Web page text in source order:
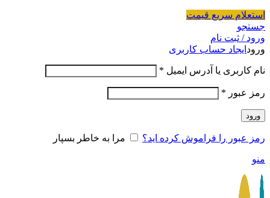
استعلام سریع قیمت
جستجو
ورود / ثبت نام
ورود ایجاد حساب کاربری
نام کاربری یا آدرس ایمیل *
رمز عبور *
ورود
رمز عبور را فراموش کرده اید؟ مرا به خاطر بسپار
منو